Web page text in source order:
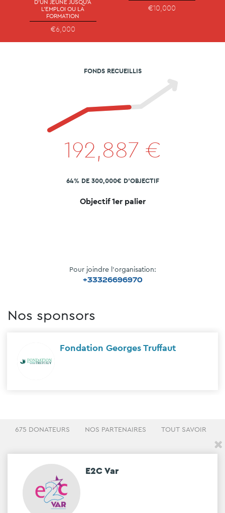
D'UN JEUNE JUSQU'À
L'EMPLOI OU LA
FORMATION
€6,000
€10,000
FONDS RECUEILLIS
192,887 €
64% DE 300,000€ D'OBJECTIF
Objectif 1er palier
Pour joindre l'organisation:
+33326696970
Nos sponsors
Fondation Georges Truffaut
675 DONATEURS NOS PARTENAIRES TOUT SAVOIR
E2C Var